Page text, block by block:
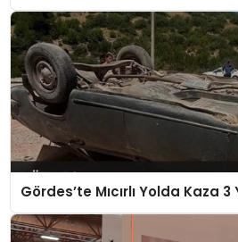
Gördes’te Mıcırlı Yolda Kaza 3